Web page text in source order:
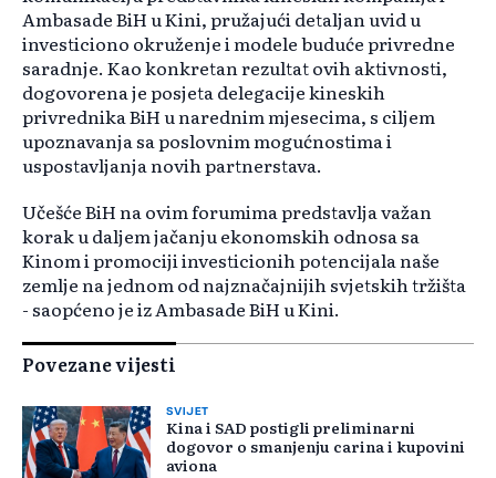
Ambasade BiH u Kini, pružajući detaljan uvid u
investiciono okruženje i modele buduće privredne
saradnje. Kao konkretan rezultat ovih aktivnosti,
dogovorena je posjeta delegacije kineskih
privrednika BiH u narednim mjesecima, s ciljem
upoznavanja sa poslovnim mogućnostima i
uspostavljanja novih partnerstava.
Učešće BiH na ovim forumima predstavlja važan
korak u daljem jačanju ekonomskih odnosa sa
Kinom i promociji investicionih potencijala naše
zemlje na jednom od najznačajnijih svjetskih tržišta
- saopćeno je iz Ambasade BiH u Kini.
Povezane vijesti
SVIJET
Kina i SAD postigli preliminarni
dogovor o smanjenju carina i kupovini
aviona